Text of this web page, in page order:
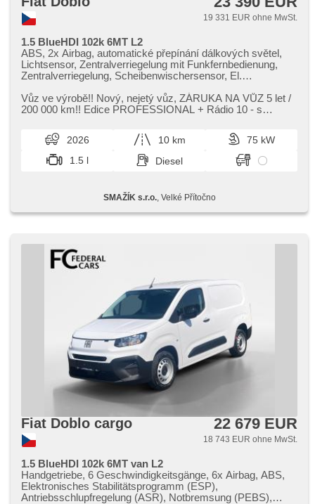
19 331 EUR ohne MwSt.
1.5 BlueHDI 102k 6MT L2
ABS, 2x Airbag, automatické přepínání dálkových světel,
Lichtsensor, Zentralverriegelung mit Funkfernbedienung,
Zentralverriegelung, Scheibenwischersensor, El.
pruhu, Wegfahrsperre, Klimaanlage, Handgetriebe,
Reifendrucksensor, parkovací senzory zadní,
Holzverkleidung, höheneinstellbare Fahrersitz
Vůz ve výrobě!! Nový,​ nejetý vůz,​ ZÁRUKA NA VŮZ 5 let /
200 000 km!! Edice PROFESSIONAL ​+ Rádio 10 ​- s
2026 10 km
75 kW
1.5 l
Diesel
SMAŽÍK s.r.o., Velké Přítočno
Fiat Doblo cargo 22 679 EUR
18 743 EUR ohne MwSt.
1.5 BlueHDI 102k 6MT van L2
Handgetriebe, 6 Geschwindigkeitsgänge, 6x Airbag, ABS,
Elektronisches Stabilitätsprogramm (ESP),
Antriebsschlupfregelung (ASR), Notbremsung (PEBS),